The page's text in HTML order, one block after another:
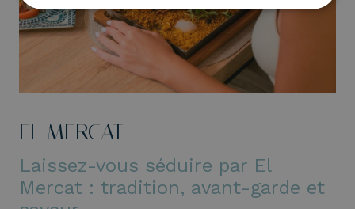
EL MERCAT
Laissez-vous séduire par El
Mercat : tradition, avant-garde et